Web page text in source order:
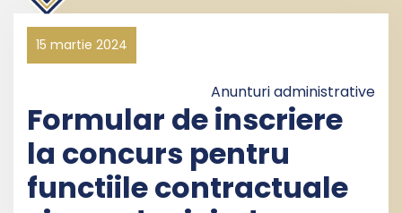
15 martie 2024
Anunturi administrative
Formular de inscriere
la concurs pentru
functiile contractuale